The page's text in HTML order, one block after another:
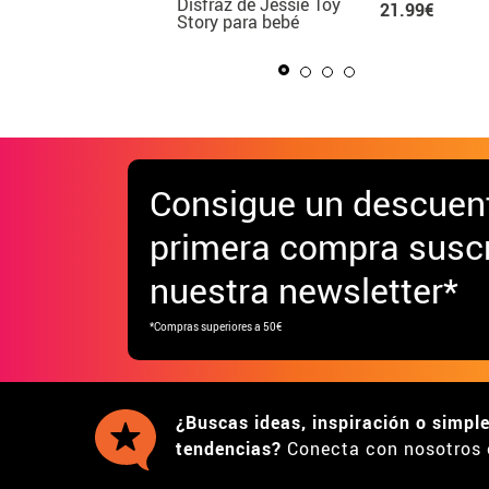
rosa para bebé 24.99€
para hombre
Consigue un
primera compra
nuestra newsletter*
*Compras superiores a 50€
¿Buscas ideas, inspiración o
tendencias? Conecta con nosotros